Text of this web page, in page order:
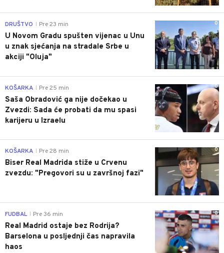
0
DRUŠTVO Pre 23 min
U Novom Gradu spušten vijenac u Unu
u znak sjećanja na stradale Srbe u
akciji "Oluja"
0
KOŠARKA Pre 25 min
Saša Obradović ga nije dočekao u
Zvezdi: Sada će probati da mu spasi
karijeru u Izraelu
0
KOŠARKA Pre 28 min
Biser Real Madrida stiže u Crvenu
zvezdu: "Pregovori su u završnoj fazi"
0
FUDBAL Pre 36 min
Real Madrid ostaje bez Rodrija?
Barselona u posljednji čas napravila
haos